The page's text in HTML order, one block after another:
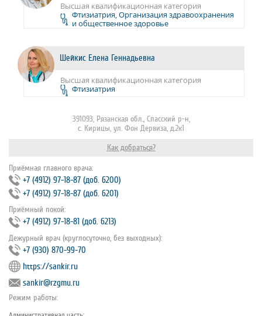
Высшая квалификационная категория
Фтизиатрия, Организация здравоохранения
и общественное здоровье
Шейкис Елена Геннадьевна
Высшая квалификационная категория
Фтизиатрия
391093, Рязанская обл., Спасский р-н,
с. Кирицы, ул. Фон Дервиза, д.2к1
Как добраться?
Приёмная главного врача:
+7 (4912) 97‐18‐87 (доб. 6200)
+7 (4912) 97‐18‐87 (доб. 6201)
Приёмный покой:
+7 (4912) 97‐18‐81 (доб. 6213)
Дежурный врач (круглосуточно, без выходных):
+7 (930) 870-99-70
https://sankir.ru
sankir@rzgmu.ru
Режим работы: